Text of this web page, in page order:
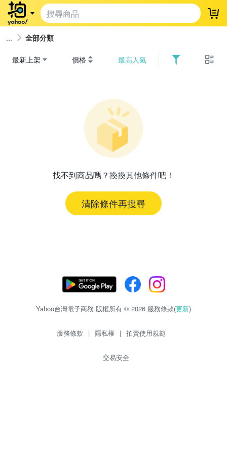
登
全部分類
最新上架 價格 最高人氣
找不到商品嗎？換換其他條件吧！
清除條件再搜尋
Yahoo台灣電子商務 版權所有 © 2026 服務條款(更新)
服務條款 | 隱私權 | 拍賣使用規範
交易安全